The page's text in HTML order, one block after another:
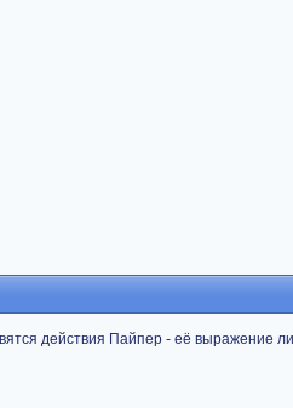
действия Пайпер - её выражение